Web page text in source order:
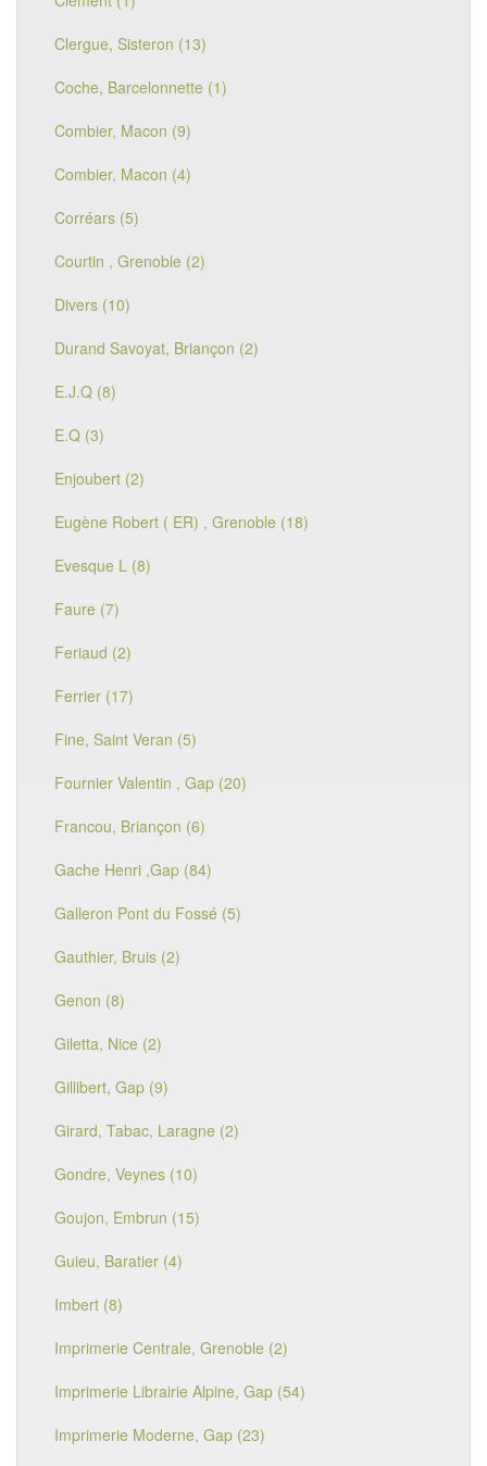
Clergue, Sisteron (13)
Coche, Barcelonnette (1)
Combier, Macon (9)
Combier, Macon (4)
Corréars (5)
Courtin , Grenoble (2)
Divers (10)
Durand Savoyat, Briançon (2)
E.J.Q (8)
E.Q (3)
Enjoubert (2)
Eugène Robert ( ER) , Grenoble (18)
Evesque L (8)
Faure (7)
Feriaud (2)
Ferrier (17)
Fine, Saint Veran (5)
Fournier Valentin , Gap (20)
Francou, Briançon (6)
Gache Henri ,Gap (84)
Galleron Pont du Fossé (5)
Gauthier, Bruis (2)
Genon (8)
Giletta, Nice (2)
Gillibert, Gap (9)
Girard, Tabac, Laragne (2)
Gondre, Veynes (10)
Goujon, Embrun (15)
Guieu, Baratier (4)
Imbert (8)
Imprimerie Centrale, Grenoble (2)
Imprimerie Librairie Alpine, Gap (54)
Imprimerie Moderne, Gap (23)